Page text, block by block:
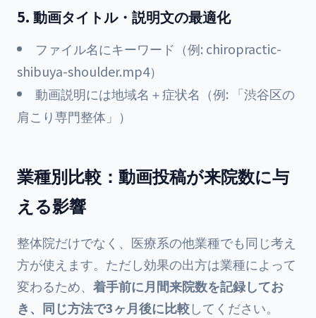
5. 動画タイトル・説明文の最適化
ファイル名にキーワード（例: chiropractic-
shibuya-shoulder.mp4）
動画説明には地域名＋症状名（例: 「渋谷区の
肩こり専門整体」）
業種別比較：動画投稿が来院数に与
える影響
整体院だけでなく、医療系の他業種でも同じ考え
方が使えます。ただし効果の出方は業種によって
変わるため、 着手前に月間来院数を記録してお
き、同じ方法で3ヶ月後に比較してください。